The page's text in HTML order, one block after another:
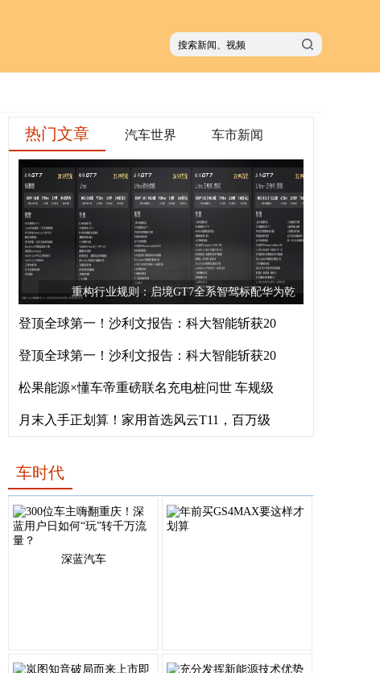
热门文章 汽车世界 车市新闻
重构行业规则：启境GT7全系智驾标配华为乾
登顶全球第一！沙利文报告：科大智能斩获20
登顶全球第一！沙利文报告：科大智能斩获20
松果能源×懂车帝重磅联名充电桩问世 车规级
月末入手正划算！家用首选风云T11，百万级
车时代
深蓝汽车